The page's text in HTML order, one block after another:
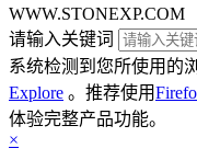
WWW.STONEXP.COM
请输入关键词
系统检测到您所使用的
Explore 。推荐使用
体验完整产品功能。
×